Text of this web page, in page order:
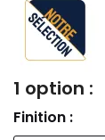
1 option :
Finition :